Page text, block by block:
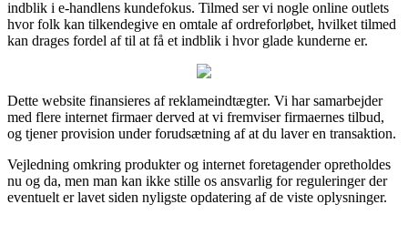
indblik i e-handlens kundefokus. Tilmed ser vi nogle online outlets
hvor folk kan tilkendegive en omtale af ordreforløbet, hvilket tilmed
kan drages fordel af til at få et indblik i hvor glade kunderne er.
Dette website finansieres af reklameindtægter. Vi har samarbejder
med flere internet firmaer derved at vi fremviser firmaernes tilbud,
og tjener provision under forudsætning af at du laver en transaktion.
Vejledning omkring produkter og internet foretagender opretholdes
nu og da, men man kan ikke stille os ansvarlig for reguleringer der
eventuelt er lavet siden nyligste opdatering af de viste oplysninger.